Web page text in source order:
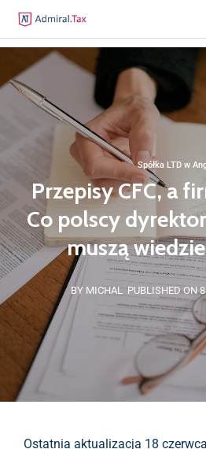
Spółka LTD w
Przepisy CFC, a
Co polscy
muszą
BY MICHAL PUBLISHED ON
Ostatnia aktualizacja 18